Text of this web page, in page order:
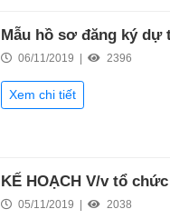
Mẫu hồ sơ đăng ký dự
06/11/2019 | 2396
Xem chi tiết
KẾ HOẠCH V/v tổ
05/11/2019 | 2038